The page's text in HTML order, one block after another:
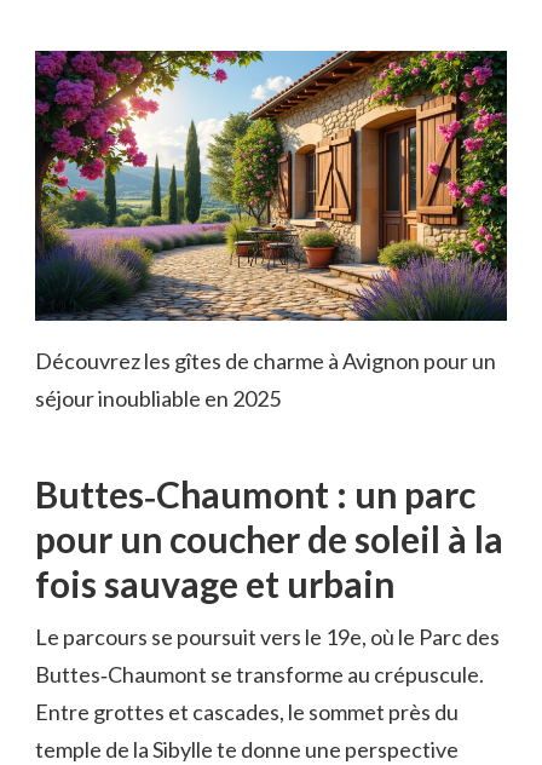
Découvrez les gîtes de charme à Avignon pour un
séjour inoubliable en 2025
Buttes‑Chaumont : un parc
pour un coucher de soleil à la
fois sauvage et urbain
Le parcours se poursuit vers le 19e, où le Parc des
Buttes‑Chaumont se transforme au crépuscule.
Entre grottes et cascades, le sommet près du
temple de la Sibylle te donne une perspective